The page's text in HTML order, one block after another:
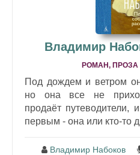
Владимир
РОМАН, ПРОЗА
Под дождем и ветром
но она все не
продаёт путеводители,
первым - она или кто-то
Владимир Набоков